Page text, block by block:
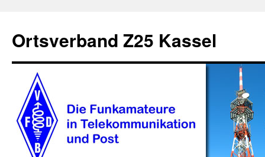
springen
Ortsverband Z25 Kassel